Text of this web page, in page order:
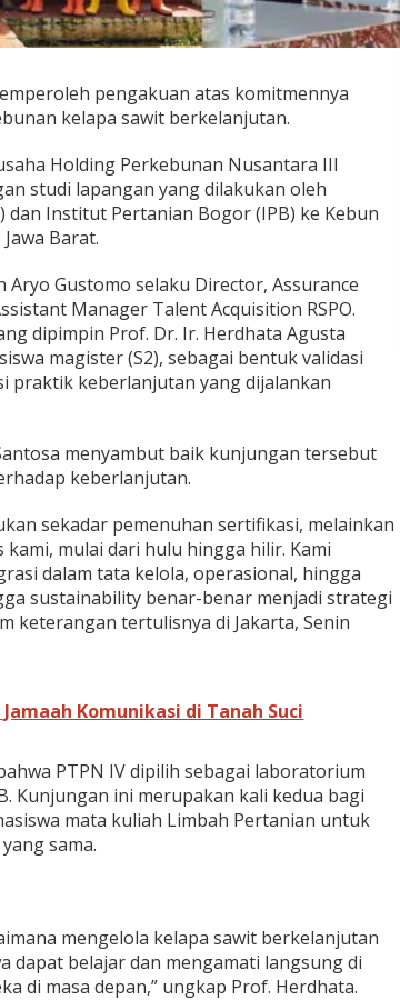
pengakuan atas komitmennya
kelapa sawit berkelanjutan.
Holding Perkebunan Nusantara III
studi lapangan yang dilakukan oleh
dan Institut Pertanian Bogor (IPB) ke Kebun
Barat.
Gustomo selaku Director, Assurance
Manager Talent Acquisition RSPO.
dipimpin Prof. Dr. Ir. Herdhata Agusta
magister (S2), sebagai bentuk validasi
praktik keberlanjutan yang dijalankan
menyambut baik kunjungan tersebut
keberlanjutan.
sekadar pemenuhan sertifikasi, melainkan
mulai dari hulu hingga hilir. Kami
dalam tata kelola, operasional, hingga
sustainability benar-benar menjadi strategi
keterangan tertulisnya di Jakarta, Senin
Komunikasi di Tanah Suci
PTPN IV dipilih sebagai laboratorium
Kunjungan ini merupakan kali kedua bagi
mata kuliah Limbah Pertanian untuk
sama.
mengelola kelapa sawit berkelanjutan
dapat belajar dan mengamati langsung di
di masa depan,” ungkap Prof. Herdhata.